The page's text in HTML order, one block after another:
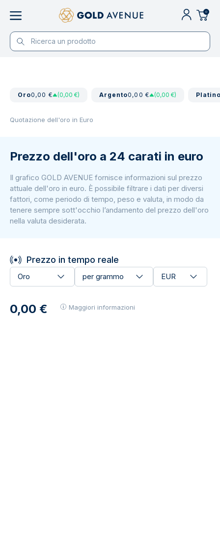
0
Oro0,00 € (0,00 €) Argento0,00 € (0,00 €)
Quotazione dell'oro in Euro
Prezzo dell'oro a 24 carati in euro
Il grafico GOLD AVENUE fornisce informazioni sul prezzo
attuale dell'oro in euro. È possibile filtrare i dati per diversi
fattori, come periodo di tempo, peso e valuta, in modo da
tenere sempre sott'occhio l’andamento del prezzo dell'oro
nella valuta desiderata.
Prezzo in tempo reale
Oro per grammo EUR
0,00 € Maggiori informazioni